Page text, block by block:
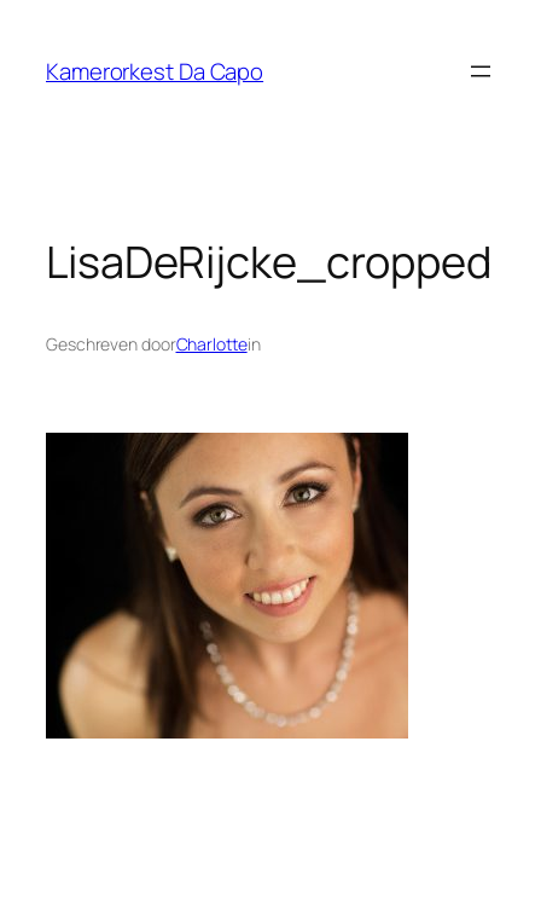
Kamerorkest Da Capo
LisaDeRijcke_cropped
Geschreven doorCharlottein